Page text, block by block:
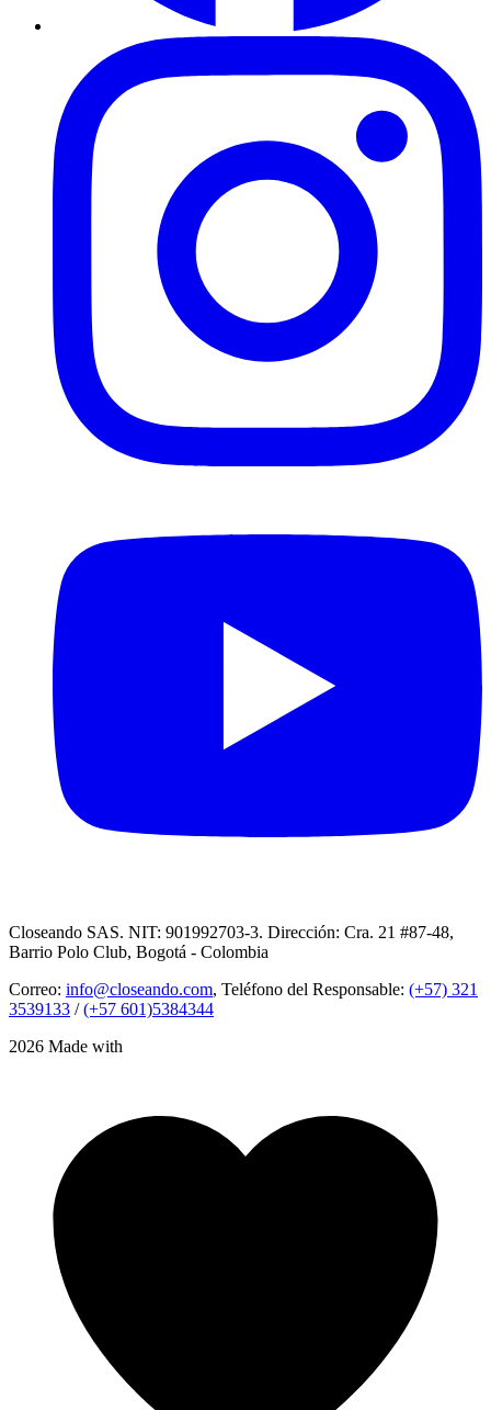
Closeando SAS. NIT: 901992703-3. Dirección: Cra. 21 #87-48,
Barrio Polo Club, Bogotá - Colombia
Correo: info@closeando.com, Teléfono del Responsable: (+57) 321
3539133 /(+57 601)5384344
2026 Made with